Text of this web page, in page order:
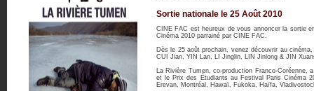
Sortie nationale le 25 Août 2010
CINE FAC est heureux de vous annoncer la sortie
Cinéma 2010 parrainé par CINE FAC.
Dès le 25 août prochain, venez découvrir au
CUI Jian, YIN Lan, LI Jinglin, LIN Jinlong & JIN
La Rivière Tumen, co-production Franco-Coréenne,
et le Prix des Étudiants au Festival Paris Cinéma
Erevan, Montréal, Hawaï, Fukoka, Haïfa,